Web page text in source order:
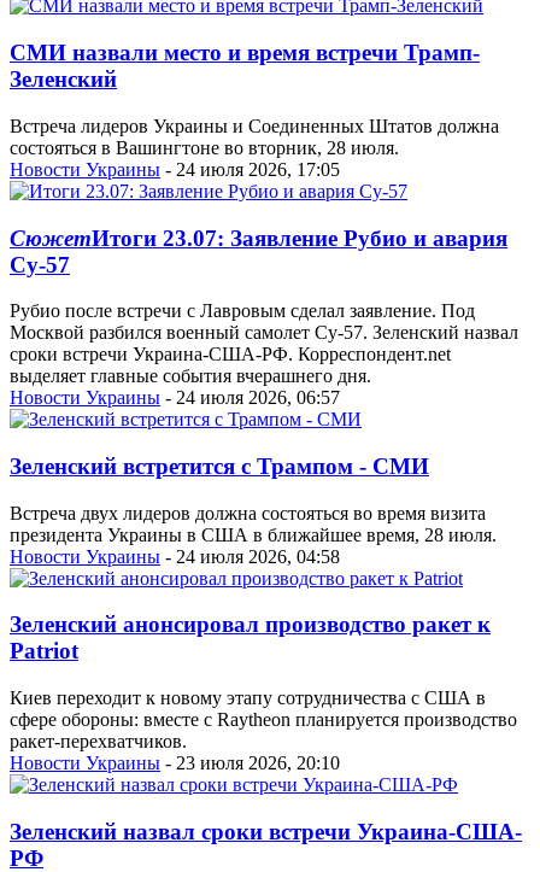
СМИ назвали место и время встречи Трамп-
Зеленский
Встреча лидеров Украины и Соединенных Штатов должна
состояться в Вашингтоне во вторник, 28 июля.
Новости Украины - 24 июля 2026, 17:05
СюжетИтоги 23.07: Заявление Рубио и авария
Су-57
Рубио после встречи с Лавровым сделал заявление. Под
Москвой разбился военный самолет Су-57. Зеленский назвал
сроки встречи Украина-США-РФ. Корреспондент.net
выделяет главные события вчерашнего дня.
Новости Украины - 24 июля 2026, 06:57
Зеленский встретится с Трампом - СМИ
Встреча двух лидеров должна состояться во время визита
президента Украины в США в ближайшее время, 28 июля.
Новости Украины - 24 июля 2026, 04:58
Зеленский анонсировал производство ракет к
Patriot
Киев переходит к новому этапу сотрудничества с США в
сфере обороны: вместе с Raytheon планируется производство
ракет-перехватчиков.
Новости Украины - 23 июля 2026, 20:10
Зеленский назвал сроки встречи Украина-США-
РФ